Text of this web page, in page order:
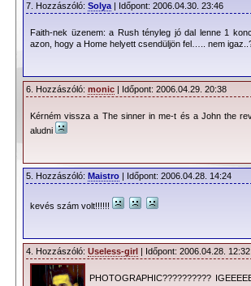
7. Hozzászóló: Solya | Időpont: 2006.04.30. 23:46
Faith-nek üzenem: a Rush tényleg jó dal lenne 1
azon, hogy a Home helyett csendüljön fel….. nem
6. Hozzászóló: monic | Időpont: 2006.04.29. 20:38
Kérném vissza a The sinner in me-t és a John the
aludni
5. Hozzászóló: Maistro | Időpont: 2006.04.28. 14:24
kevés szám volt!!!!!!
4. Hozzászóló: Useless-girl | Időpont: 2006.04.28. 12:32
PHOTOGRAPHIC??????????